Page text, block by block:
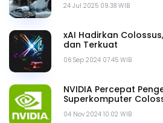
24 Jul 2025 09.38 WIB
06 Sep 2024 07.45 WIB
xAI Hadirkan
dan Terkuat
04 Nov 2024 10.02 WIB
NVIDIA Percepat
Superkomputer